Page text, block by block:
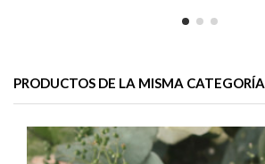
PRODUCTOS DE LA MISMA CATEGORÍA